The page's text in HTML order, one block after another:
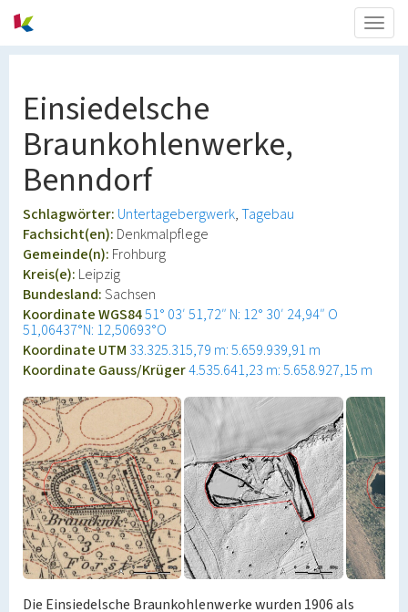
Einsiedelsche
Braunkohlenwerke,
Benndorf
Schlagwörter: Untertagebergwerk Tagebau
Fachsicht(en): Denkmalpflege
Gemeinde(n): Frohburg
Kreis(e): Leipzig
Bundesland:Sachsen
Koordinate WGS8451° 03′ 51,72″ N: 12° 30′ 24,94″ O
51,06437°N: 12,50693°O
Koordinate UTM 33.325.315,79 m: 5.659.939,91 m
Koordinate Gauss/Krüger4.535.641,23 m: 5.658.927,15 m
Die Einsiedelsche Braunkohlenwerke wurden 1906 als